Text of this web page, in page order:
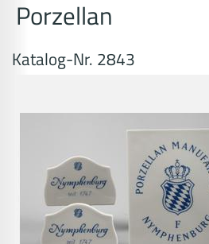
Porzellan
Katalog-Nr. 2843